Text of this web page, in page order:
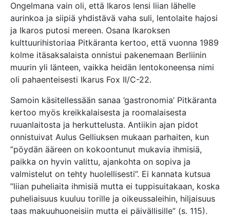
Ongelmana vain oli, että Ikaros lensi liian lähelle
aurinkoa ja siipiä yhdistävä vaha suli, lentolaite hajosi
ja Ikaros putosi mereen. Osana Ikaroksen
kulttuurihistoriaa Pitkäranta kertoo, että vuonna 1989
kolme itäsaksalaista onnistui pakenemaan Berliinin
muurin yli länteen, vaikka heidän lentokoneensa nimi
oli pahaenteisesti Ikarus Fox II/C-22.
Samoin käsitellessään sanaa ’gastronomia’ Pitkäranta
kertoo myös kreikkalaisesta ja roomalaisesta
ruuanlaitosta ja herkuttelusta. Antiikin ajan pidot
onnistuivat Aulus Gelliuksen mukaan parhaiten, kun
”pöydän ääreen on kokoontunut mukavia ihmisiä,
paikka on hyvin valittu, ajankohta on sopiva ja
valmistelut on tehty huolellisesti”. Ei kannata kutsua
”liian puheliaita ihmisiä mutta ei tuppisuitakaan, koska
puheliaisuus kuuluu torille ja oikeussaleihin, hiljaisuus
taas makuuhuoneisiin mutta ei päivällisille” (s. 115).